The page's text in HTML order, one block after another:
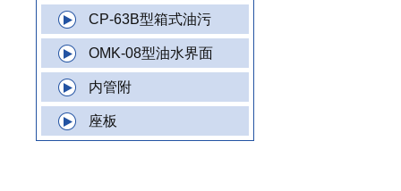
CP-63B型箱式油污
OMK-08型油水界面
内管附
座板